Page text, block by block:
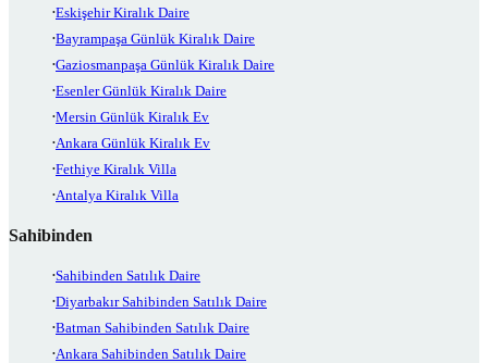
Eskişehir Kiralık Daire
Bayrampaşa Günlük Kiralık Daire
Gaziosmanpaşa Günlük Kiralık Daire
Esenler Günlük Kiralık Daire
Mersin Günlük Kiralık Ev
Ankara Günlük Kiralık Ev
Fethiye Kiralık Villa
Antalya Kiralık Villa
Sahibinden
Sahibinden Satılık Daire
Diyarbakır Sahibinden Satılık Daire
Batman Sahibinden Satılık Daire
Ankara Sahibinden Satılık Daire